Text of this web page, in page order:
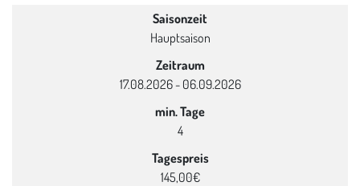
Saisonzeit
Hauptsaison
Zeitraum
17.08.2026 - 06.09.2026
min. Tage
4
Tagespreis
145,00€